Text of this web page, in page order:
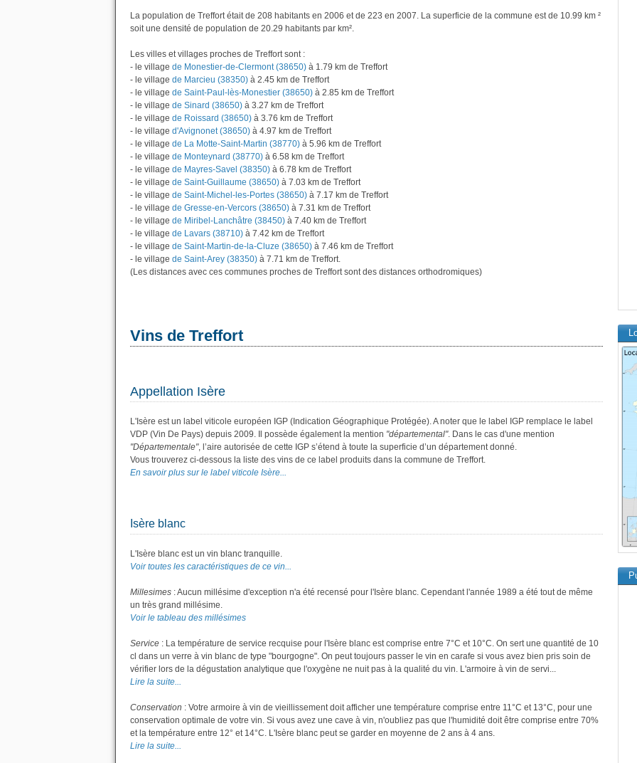
La population de Treffort était de 208 habitants en 2006 et de 223 en 2007. La superficie de la commune est de 10.99 km ²
soit une densité de population de 20.29 habitants par km².
Les villes et villages proches de Treffort sont :
- le village de Monestier-de-Clermont (38650) à 1.79 km de Treffort
- le village de Marcieu (38350) à 2.45 km de Treffort
- le village de Saint-Paul-lès-Monestier (38650) à 2.85 km de Treffort
- le village de Sinard (38650) à 3.27 km de Treffort
- le village de Roissard (38650) à 3.76 km de Treffort
- le village d'Avignonet (38650) à 4.97 km de Treffort
- le village de La Motte-Saint-Martin (38770) à 5.96 km de Treffort
- le village de Monteynard (38770) à 6.58 km de Treffort
- le village de Mayres-Savel (38350) à 6.78 km de Treffort
- le village de Saint-Guillaume (38650) à 7.03 km de Treffort
- le village de Saint-Michel-les-Portes (38650) à 7.17 km de Treffort
- le village de Gresse-en-Vercors (38650) à 7.31 km de Treffort
- le village de Miribel-Lanchâtre (38450) à 7.40 km de Treffort
- le village de Lavars (38710) à 7.42 km de Treffort
- le village de Saint-Martin-de-la-Cluze (38650) à 7.46 km de Treffort
- le village de Saint-Arey (38350) à 7.71 km de Treffort.
(Les distances avec ces communes proches de Treffort sont des distances orthodromiques)
Vins de Treffort
Appellation Isère
L'Isère est un label viticole européen IGP (Indication Géographique Protégée). A noter que le label IGP remplace le label
VDP (Vin De Pays) depuis 2009. Il possède également la mention "départemental". Dans le cas d'une mention
"Départementale", l’aire autorisée de cette IGP s’étend à toute la superficie d’un département donné.
Vous trouverez ci-dessous la liste des vins de ce label produits dans la commune de Treffort.
En savoir plus sur le label viticole Isère...
Isère blanc
L'Isère blanc est un vin blanc tranquille.
Voir toutes les caractéristiques de ce vin...
Millesimes : Aucun millésime d'exception n'a été recensé pour l'Isère blanc. Cependant l'année 1989 a été tout de même
un très grand millésime.
Voir le tableau des millésimes
Service : La température de service recquise pour l'Isère blanc est comprise entre 7°C et 10°C. On sert une quantité de 10
cl dans un verre à vin blanc de type "bourgogne". On peut toujours passer le vin en carafe si vous avez bien pris soin de
vérifier lors de la dégustation analytique que l'oxygène ne nuit pas à la qualité du vin. L'armoire à vin de servi...
Lire la suite...
Conservation : Votre armoire à vin de vieillissement doit afficher une température comprise entre 11°C et 13°C, pour une
conservation optimale de votre vin. Si vous avez une cave à vin, n'oubliez pas que l'humidité doit être comprise entre 70%
et la température entre 12° et 14°C. L'Isère blanc peut se garder en moyenne de 2 ans à 4 ans.
Lire la suite...